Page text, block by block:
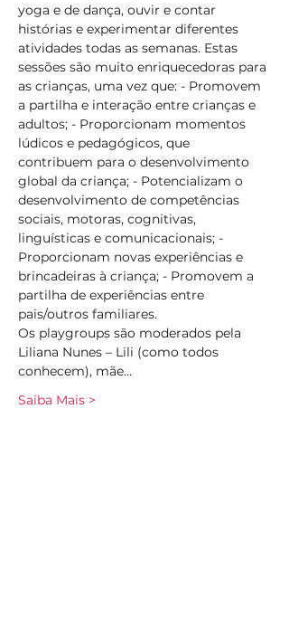
yoga e de dança, ouvir e contar
histórias e experimentar diferentes
atividades todas as semanas. Estas
sessões são muito enriquecedoras para
as crianças, uma vez que: - Promovem
a partilha e interação entre crianças e
adultos; - Proporcionam momentos
lúdicos e pedagógicos, que
contribuem para o desenvolvimento
global da criança; - Potencializam o
desenvolvimento de competências
sociais, motoras, cognitivas,
linguísticas e comunicacionais; -
Proporcionam novas experiências e
brincadeiras à criança; - Promovem a
partilha de experiências entre
pais/outros familiares.
Os playgroups são moderados pela
Liliana Nunes – Lili (como todos
conhecem), mãe…
Saiba Mais >